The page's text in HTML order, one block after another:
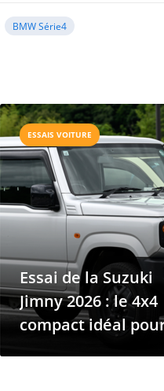
BMW Série4
ESSAIS VOITURE
Essai de la Suzuki
Jimny 2026 : le 4x4
compact idéal